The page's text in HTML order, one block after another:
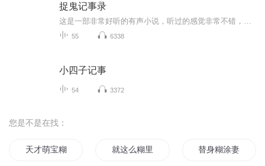
捉鬼记事录
55 6338
小四子记事
54 3372
您是不是在找：
天才萌宝糊涂妈咪 就这么糊里糊涂的长大 替身糊涂妻